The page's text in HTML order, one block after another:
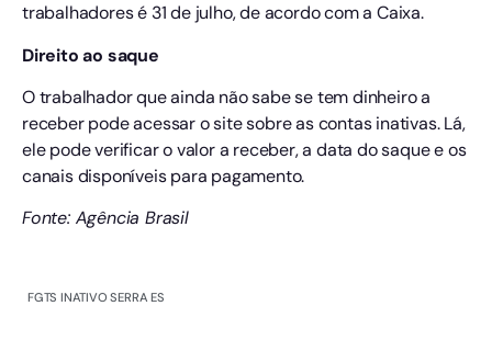
trabalhadores é 31 de julho, de acordo com a Caixa.
Direito ao saque
O trabalhador que ainda não sabe se tem dinheiro a
receber pode acessar o site sobre as contas inativas. Lá,
ele pode verificar o valor a receber, a data do saque e os
canais disponíveis para pagamento.
Fonte: Agência Brasil
FGTS INATIVO SERRA ES